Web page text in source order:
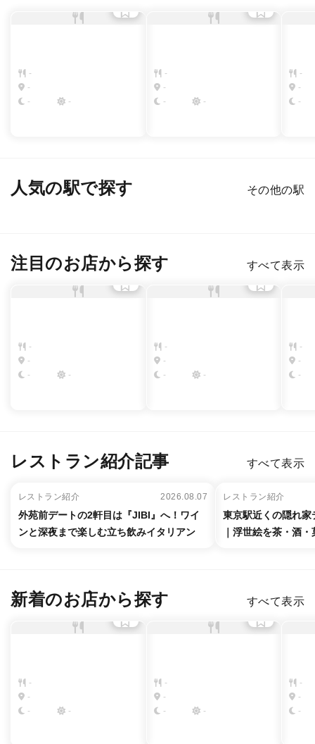
-
-
-
-
-
-
-
-
-
-
-
人気の駅で探す その他の駅
注目のお店から探す すべて表示
-
-
-
-
-
-
-
-
-
-
-
レストラン紹介記事 すべて表示
レストラン紹介 2026.08.07
外苑前デートの2軒目は『JIBI』へ！ワイ
ンと深夜まで楽しむ立ち飲みイタリアン
レストラン紹介
東京駅近くの隠れ
｜浮世絵を茶・酒
新着のお店から探す すべて表示
-
-
-
-
-
-
-
-
-
-
-